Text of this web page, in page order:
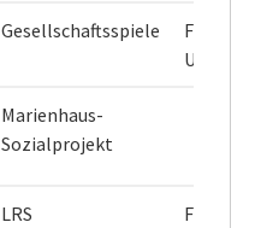
Gesellschaftsspiele
Frau
Unmack
Marienhaus-
Sozialprojekt
LRS
Frau